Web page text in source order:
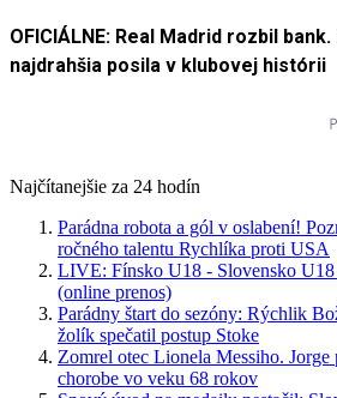
OFICIÁLNE: Real Madrid rozbil
najdrahšia posila v klubovej histórii
Najčítanejšie za 24 hodín
Parádna robota a gól v oslabení!
ročného talentu Rychlíka proti USA
LIVE: Fínsko U18 - Slovensko
(online prenos)
Parádny štart do sezóny: Rýchlik
žolík spečatil postup Stoke
Zomrel otec Lionela Messiho.
chorobe vo veku 68 rokov